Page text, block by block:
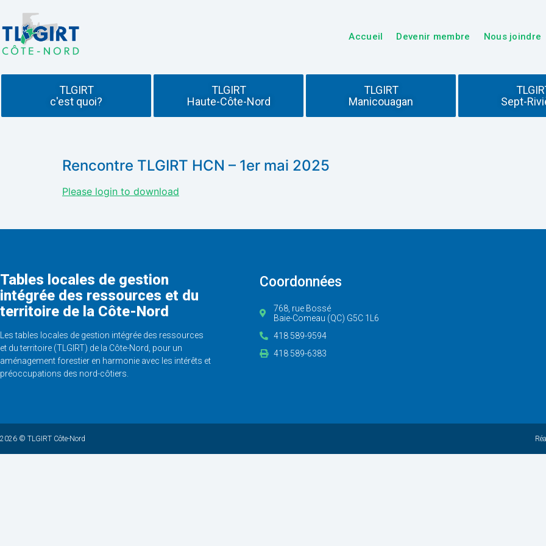
Accueil Devenir membre Nous joindre
TLGIRT
c'est quoi?
TLGIRT
Haute-Côte-Nord
TLGIRT
Manicouagan
Sept-
Rencontre TLGIRT HCN – 1er mai 2025
Please login to download
Tables locales de gestion
intégrée des ressources et du
territoire de la Côte-Nord
Les tables locales de gestion intégrée des ressources
et du territoire (TLGIRT) de la Côte-Nord, pour un
aménagement forestier en harmonie avec les intérêts et
préoccupations des nord-côtiers.
Coordonnées
768, rue Bossé
Baie-Comeau (QC) G5C 1L6
418 589-9594
418 589-6383
2026 © TLGIRT Côte-Nord